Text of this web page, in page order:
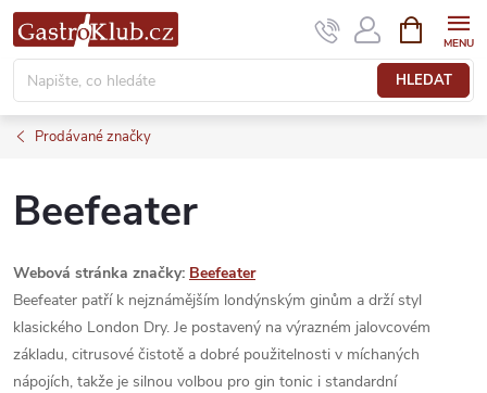
Přejít
na
obsah
HLEDAT
NÁKUPNÍ
KOŠÍK
Prodávané značky
Beefeater
Webová stránka značky: Beefeater
Beefeater patří k nejznámějším londýnským ginům a drží styl
klasického London Dry. Je postavený na výrazném jalovcovém
základu, citrusové čistotě a dobré použitelnosti v míchaných
nápojích, takže je silnou volbou pro gin tonic i standardní